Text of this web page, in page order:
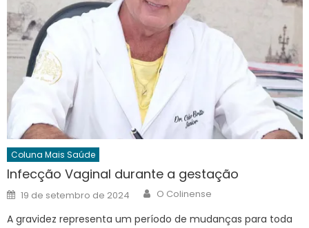
Coluna Mais Saúde
Infecção Vaginal durante a gestação
Posted
on
19 de setembro de 2024 Author
O Colinense
A gravidez representa um período de mudanças para toda